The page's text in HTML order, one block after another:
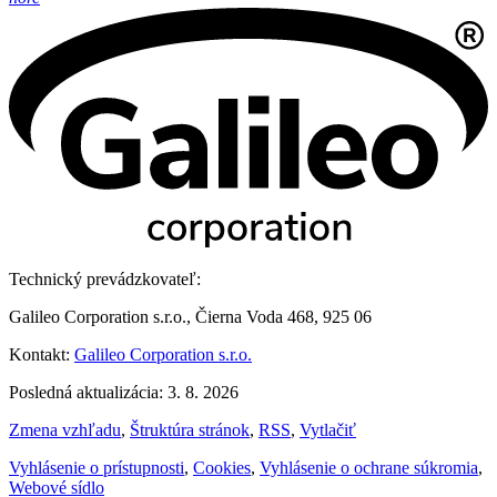
Technický prevádzkovateľ:
Galileo Corporation s.r.o., Čierna Voda 468, 925 06
Kontakt: Galileo Corporation s.r.o.
Posledná aktualizácia: 3. 8. 2026
Zmena vzhľadu, Štruktúra stránok, RSS, Vytlačiť
Vyhlásenie o prístupnosti, Cookies, Vyhlásenie o ochrane súkromia,
Webové sídlo